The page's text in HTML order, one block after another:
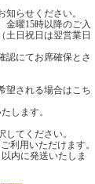
らせください。
曜15時以降のご入
土日祝日は翌営業日
認にてお席確保とさ
望される場合はこち
します。
てください。
利用いただけます。
内に発送いたしま